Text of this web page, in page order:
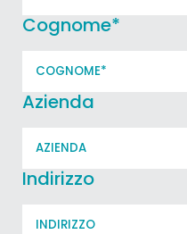
Cognome*
Azienda
Indirizzo